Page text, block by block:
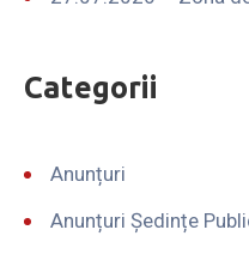
Categorii
Anunțuri
Anunțuri Ședințe